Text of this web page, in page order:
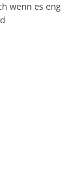
wenn es eng